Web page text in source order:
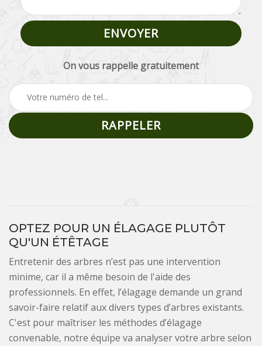
On vous rappelle gratuitement
OPTEZ POUR UN ÉLAGAGE PLUTÔT
QU'UN ÉTÊTAGE
Entretenir des arbres n’est pas une intervention
minime, car il a même besoin de l'aide des
professionnels. En effet, l’élagage demande un grand
savoir-faire relatif aux divers types d’arbres existants.
C'est pour maîtriser les méthodes d’élagage
convenable, notre équipe va analyser votre arbre selon